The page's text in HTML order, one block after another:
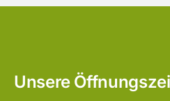
Unsere